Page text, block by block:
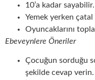
10’a kadar sayabilir.
Yemek yerken
Oyuncaklarını
Ebeveynlere Öneriler
Çocuğun sorduğu
şekilde cevap verin.